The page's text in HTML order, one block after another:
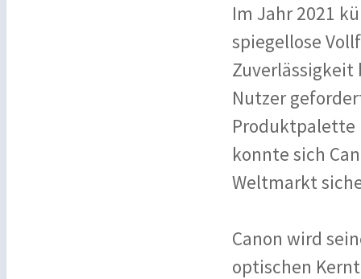
Im Jahr 2021
spiegellose
Nutzer
Produktpalette
konnte sich
Weltmarkt
Canon wird
optischen